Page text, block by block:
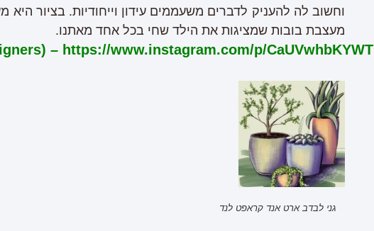
וחשוב לה להעניק לדברים משעממים עידון וייחודיות. בציור
מעצבת בובות שמציגות את הילד שחי בכל אחד מאתנו.
– https://www.instagram.com/p/CaUVwhbKYWT/
גני לבדב ארט אנד קראפט לנד